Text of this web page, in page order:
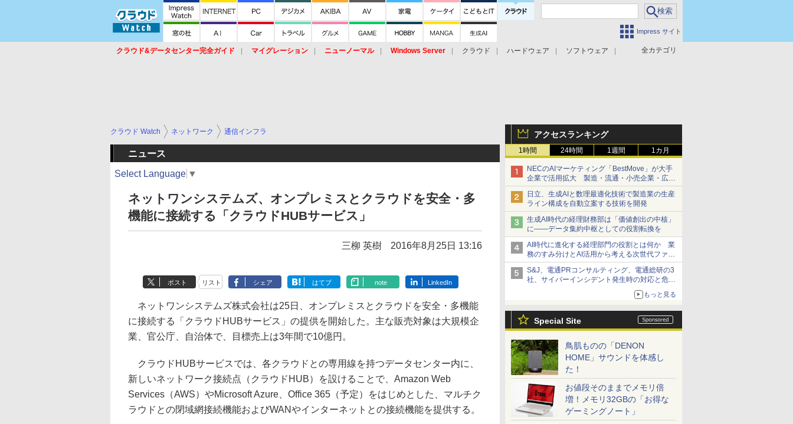
Impress サイト
全カテゴリ
クラウド&データセンター完全ガイド マイグレーション ニューノーマル Windows Server クラウド ハードウェア
ソフトウェア
アクセスランキング
1時間 24時間 1週間 1カ月
NECのAIマーケティング「BestMove」が大手
企業で活用拡大 製造・流通・小売企業・広告
代理店などが実装フェーズへ
日立、生成AIと数理最適化技術で製造業の生産
ライン構成を自動立案する技術を開発
生成AI時代の経理財務部は「価値創出の中核」
に――データ集約中枢としての役割転換を
AI時代に進化する経理部門の役割とは何か 業
務のすみ分けとAI活用から考える次世代ファイ
ナンス戦略
S&J、電通PRコンサルティング、電通総研の3
社、サイバーインシデント発生時の対応と危機
管理広報を一体的に訓練するプログラムを提供
もっと見る
Special Site
鳥肌ものの「DENON
HOME」サウンドを体感し
た！
お値段そのままでメモリ倍
増！メモリ32GBの「お得な
ゲーミングノート」
クラウド Watch ネットワーク 通信インフラ
ニュース
Select Language ▼
ネットワンシステムズ、オンプレミスとクラウドを安全・多
機能に接続する「クラウドHUBサービス」
三柳 英樹 2016年8月25日 13:16
ポスト リスト シェア はてブ note LinkedIn
ネットワンシステムズ株式会社は25日、オンプレミスとクラウドを安全・多機能
に接続する「クラウドHUBサービス」の提供を開始した。主な販売対象は大規模企
業、官公庁、自治体で、目標売上は3年間で10億円。
クラウドHUBサービスでは、各クラウドとの専用線を持つデータセンター内に、
新しいネットワーク接続点（クラウドHUB）を設けることで、Amazon Web
Services（AWS）やMicrosoft Azure、Office 365（予定）をはじめとした、マルチク
ラウドとの閉域網接続機能およびWANやインターネットとの接続機能を提供する。